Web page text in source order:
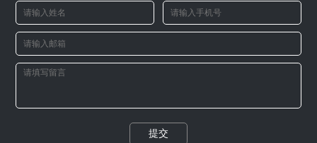
提交